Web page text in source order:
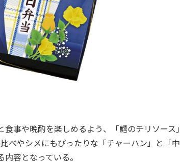
事や晩酌を楽しめるよう、「鱈のチリソース」
べやシメにもぴったりな「チャーハン」と「中
容となっている。